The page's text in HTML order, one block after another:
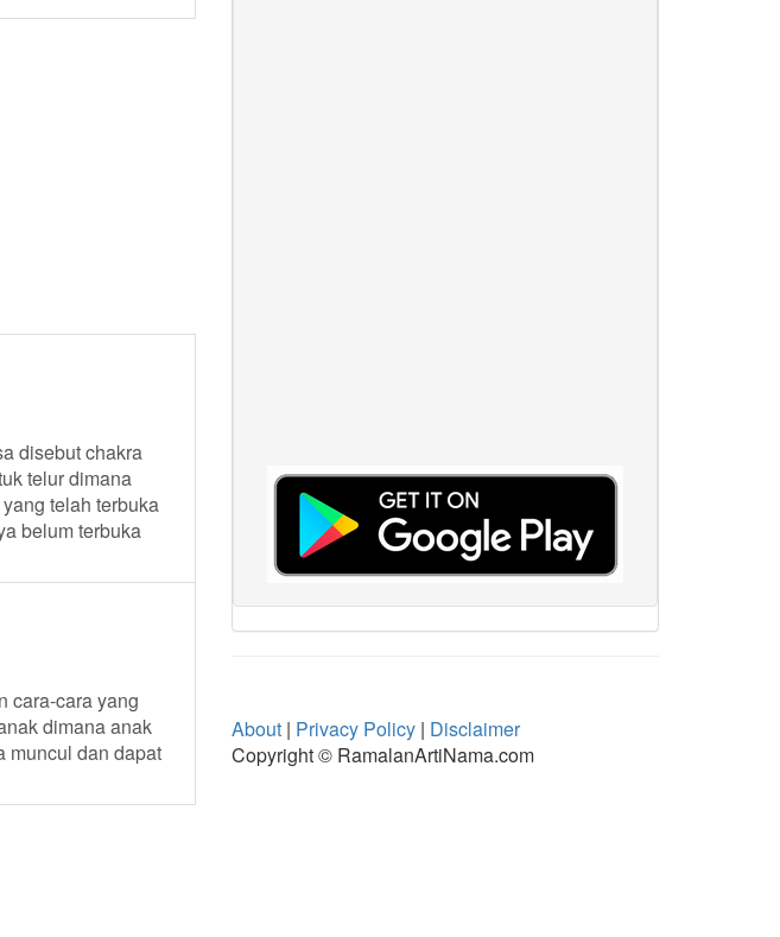
disebut chakra
telur dimana
telah terbuka
belum terbuka
cara-cara yang
dimana anak
muncul dan dapat
About | Privacy Policy | Disclaimer
Copyright © RamalanArtiNama.com